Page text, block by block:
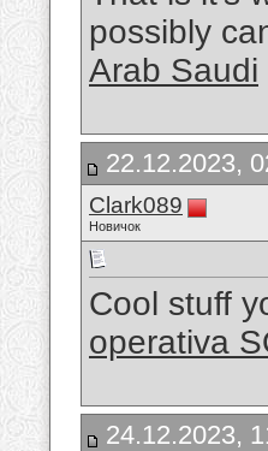
possibly
Arab Saudi
22.12.2023,
Clark089
Новичок
Cool stuff
operativa
24.12.2023,